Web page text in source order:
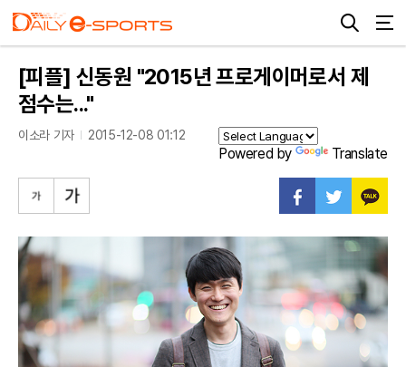
[피플] 신동원 "2015년 프로게이머로서 제
점수는..."
이소라 기자 2015-12-08 01:12
Powered by Translate